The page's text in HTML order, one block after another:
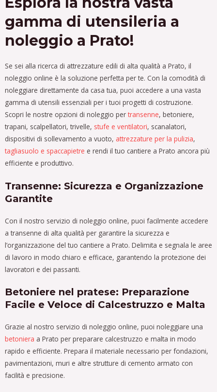
gamma di utensileria a
noleggio a Prato!
Se sei alla ricerca di attrezzature edili di alta qualità a Prato, il
noleggio online è la soluzione perfetta per te. Con la comodità di
noleggiare direttamente da casa tua, puoi accedere a una vasta
gamma di utensili essenziali per i tuoi progetti di costruzione.
Scopri le nostre opzioni di noleggio per transenne, betoniere,
trapani, scalpellatori, trivelle, stufe e ventilatori, scanalatori,
dispositivi di sollevamento a vuoto, attrezzature per la pulizia,
tagliasuolo e spaccapietre e rendi il tuo cantiere a Prato ancora più
efficiente e produttivo.
Transenne: Sicurezza e Organizzazione
Garantite
Con il nostro servizio di noleggio online, puoi facilmente accedere
a transenne di alta qualità per garantire la sicurezza e
l’organizzazione del tuo cantiere a Prato. Delimita e segnala le aree
di lavoro in modo chiaro e efficace, garantendo la protezione dei
lavoratori e dei passanti.
Betoniere nel pratese: Preparazione
Facile e Veloce di Calcestruzzo e Malta
Grazie al nostro servizio di noleggio online, puoi noleggiare una
betoniera a Prato per preparare calcestruzzo e malta in modo
rapido e efficiente. Prepara il materiale necessario per fondazioni,
pavimentazioni, muri e altre strutture di cemento armato con
facilità e precisione.